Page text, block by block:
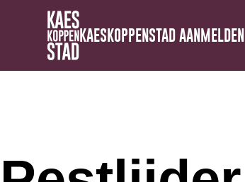
KAESKOPPENSTAD AANMELDEN